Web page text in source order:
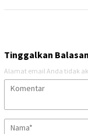
Tinggalkan Balasan
Alamat email Anda tidak